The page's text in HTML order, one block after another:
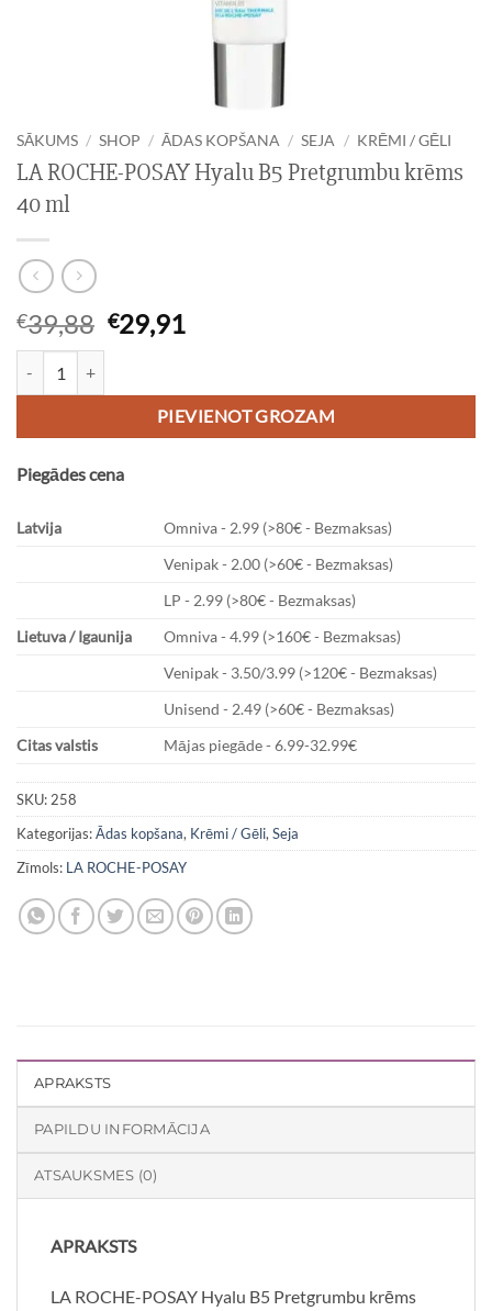
SĀKUMS / SHOP / ĀDAS KOPŠANA / SEJA / KRĒMI / GĒLI
LA ROCHE-POSAY Hyalu B5 Pretgrumbu krēms
40 ml
€39,88 Original
price
€39,88.
€29,91Current
€29,91.
PIEVIENOT GROZAM
Piegādes cena
Latvija
Omniva - 2.99 (>80€ - Bezmaksas)
Venipak - 2.00 (>60€ - Bezmaksas)
LP - 2.99 (>80€ - Bezmaksas)
Lietuva / Igaunija
Omniva - 4.99 (>160€ - Bezmaksas)
Venipak - 3.50/3.99 (>120€ - Bezmaksas)
Unisend - 2.49 (>60€ - Bezmaksas)
Citas valstis
Mājas piegāde - 6.99-32.99€
SKU: 258
Kategorijas:Ādas kopšana, Krēmi / Gēli, Seja
Zīmols: LA ROCHE-POSAY
APRAKSTS
PAPILDU INFORMĀCIJA
ATSAUKSMES (0)
APRAKSTS
LA ROCHE-POSAY Hyalu B5 Pretgrumbu krēms